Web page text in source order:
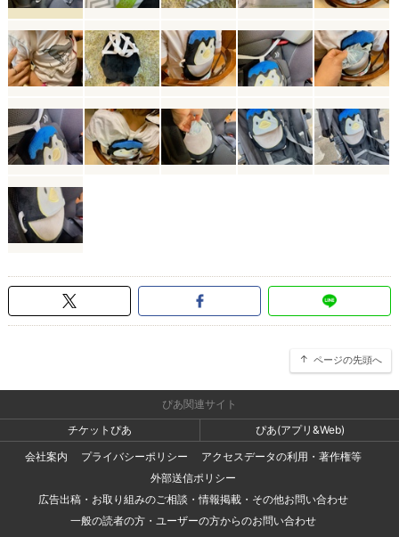
ページの先頭へ
ぴあ関連サイト
チケットぴあ
ぴあ(アプリ&Web)
会社案内
プライバシーポリシー
アクセスデータの利用・著作権等
外部送信ポリシー
広告出稿・お取り組みのご相談・情報掲載・その他お問い合わせ
一般の読者の方・ユーザーの方からのお問い合わせ